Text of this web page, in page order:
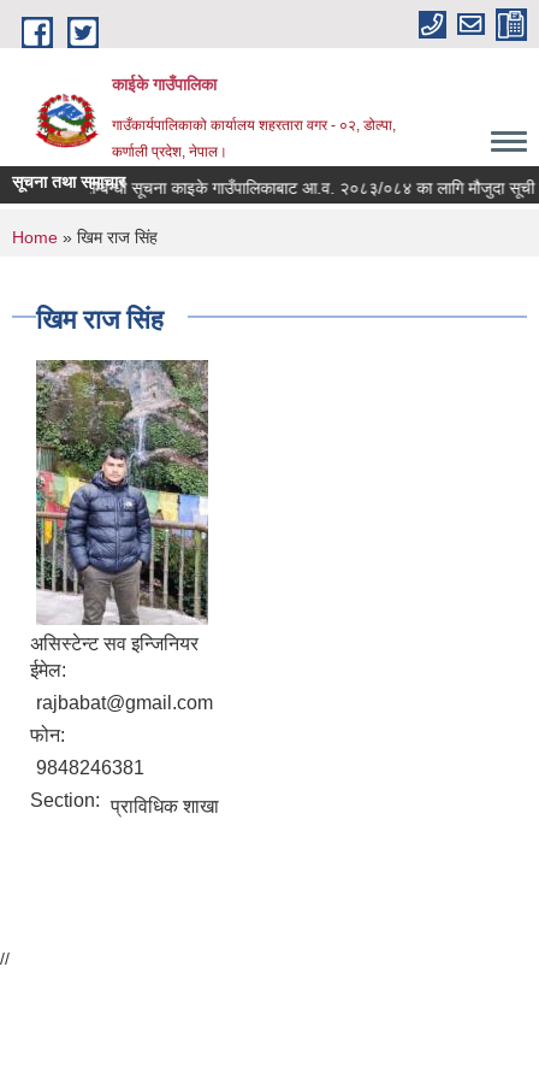
Skip to main content
काईके गाउँपालिका
गाउँकार्यपालिकाको कार्यालय शहरतारा वगर - ०२, डोल्पा,
कर्णाली प्रदेश, नेपाल।
सूचना तथा समाचार
सूची दर्ता सम्बन्धी सूचना काइके गाउँपालिकाबाट आ.व. २०८३/०८४ का लागि मौजुदा सूची
You are here
Home » खिम राज सिंह
खिम राज सिंह
असिस्टेन्ट सव इन्जिनियर
ईमेल:
rajbabat@gmail.com
फोन:
9848246381
Section: प्राविधिक शाखा
//